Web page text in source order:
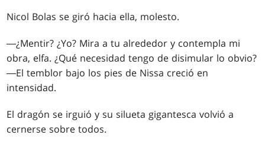
Nicol Bolas se giró hacia ella, molesto.
―¿Mentir? ¿Yo? Mira a tu alrededor y contempla mi
obra, elfa. ¿Qué necesidad tengo de disimular lo obvio?
―El temblor bajo los pies de Nissa creció en
intensidad.
El dragón se irguió y su silueta gigantesca volvió a
cernerse sobre todos.